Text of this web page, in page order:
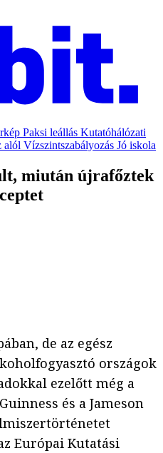
Paksi leállás Kutatóhálózati
alól Vízszintszabályozás Jó iskola
miután újrafőztek
de az egész
országok
ezelőtt még a
és a Jameson
Európai Kutatási